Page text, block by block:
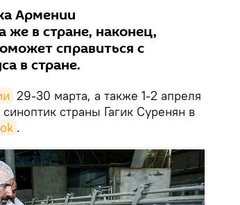
Армении
же в стране, наконец,
справиться с
в стране.
29-30 марта, а также 1-2 апреля
страны Гагик Суренян в
.